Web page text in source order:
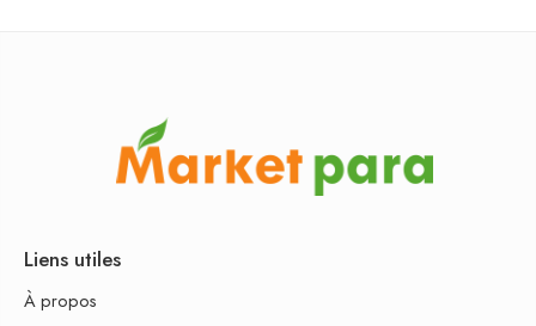
Liens utiles
À propos